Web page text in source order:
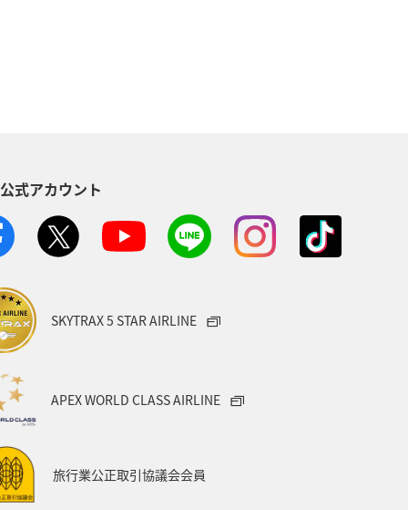
式アカウント
SKYTRAX 5 STAR AIRLINE
APEX WORLD CLASS AIRLINE
旅行業公正取引協議会会員